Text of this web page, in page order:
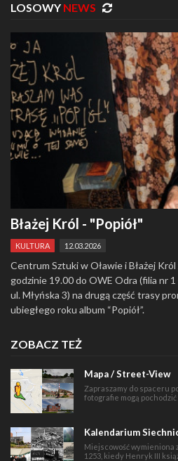
LOSOWY NEWS
Błażej Król - "Popiół"
KULTURA 12.03.2026
Centrum Sztuki w Oławie i Błażej
godzinie 19.00 do OWE Odra (filia nr
ul. Młyńska 3) na drugą część trasy
ubiegłego roku album “Popiół”.
ZOBACZ TEŻ
Mapa / Street-View
Zapraszamy do spaceru
fotografie mogą pochodzić
Kalendarium
Miejscowość wymieniona
1253, kiedy Henryk III